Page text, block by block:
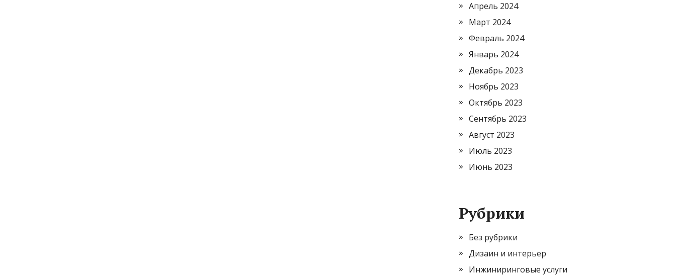
Апрель 2024
Март 2024
Февраль 2024
Январь 2024
Декабрь 2023
Ноябрь 2023
Октябрь 2023
Сентябрь 2023
Август 2023
Июль 2023
Июнь 2023
Рубрики
Без рубрики
Дизаин и интерьер
Инжиниринговые услуги